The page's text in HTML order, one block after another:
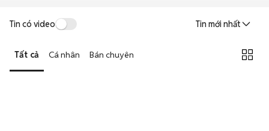
Tin có video Tin mới nhất
Tất cả Cá nhân Bán chuyên